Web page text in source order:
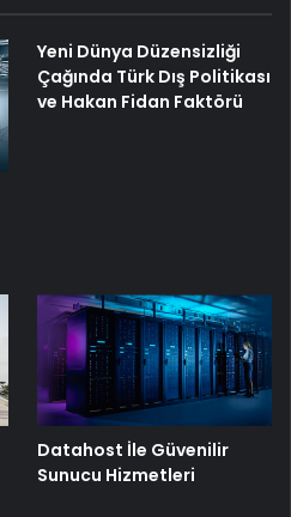
Yeni Dünya Düzensizliği
Çağında Türk Dış Politikası
ve Hakan Fidan Faktörü
Datahost İle Güvenilir
Sunucu Hizmetleri